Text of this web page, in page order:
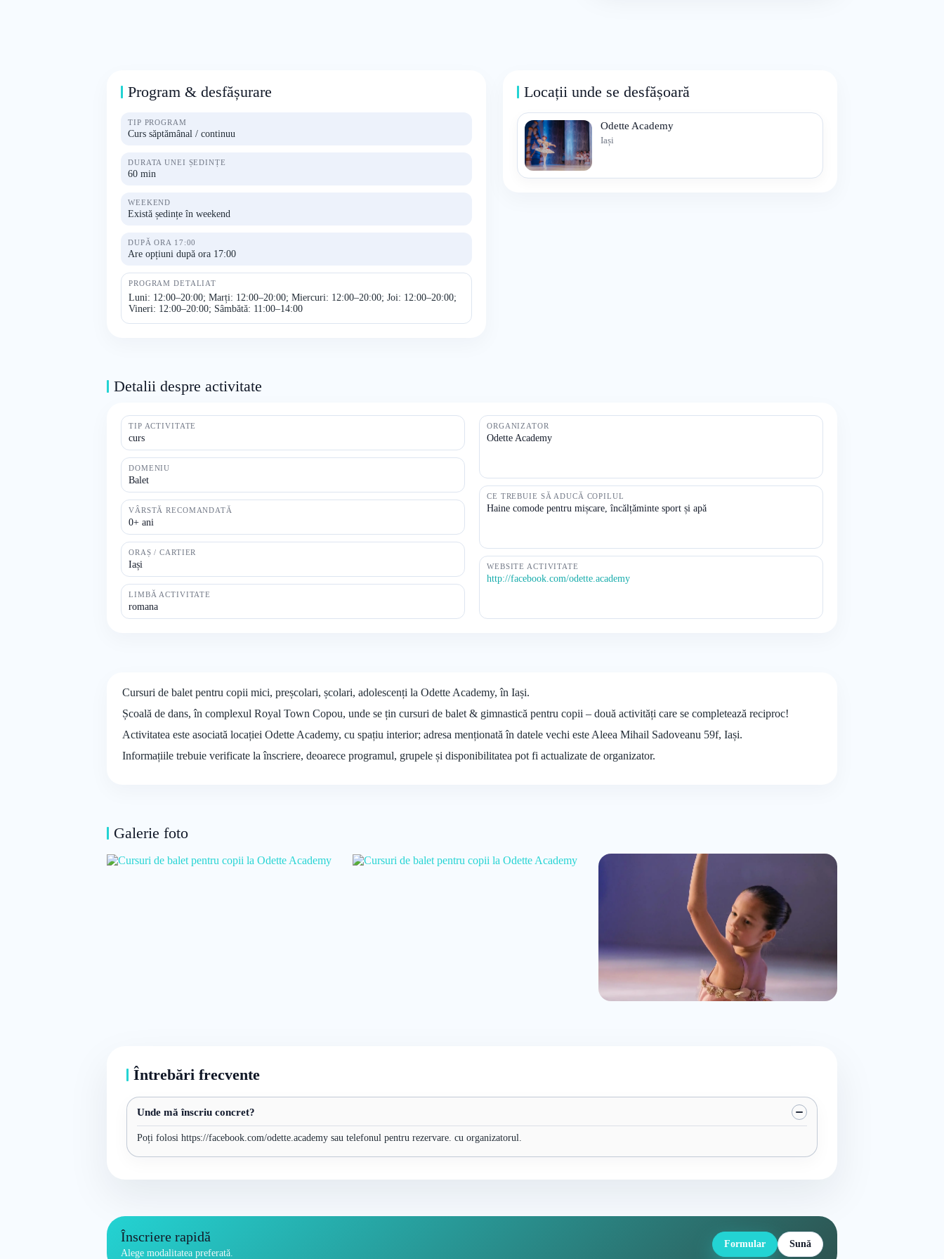
Program & desfășurare
TIP PROGRAM
Curs săptămânal / continuu
DURATA UNEI ȘEDINȚE
60 min
WEEKEND
Există ședințe în weekend
DUPĂ ORA 17:00
Are opțiuni după ora 17:00
PROGRAM DETALIAT
Luni: 12:00–20:00; Marți: 12:00–20:00; Miercuri: 12:00–20:00; Joi: 12:00–20:00;
Vineri: 12:00–20:00; Sâmbătă: 11:00–14:00
Locații unde se desfășoară
Odette Academy
Iași
Detalii despre activitate
TIP ACTIVITATE
curs
DOMENIU
Balet
VÂRSTĂ RECOMANDATĂ
0+ ani
ORAȘ / CARTIER
Iași
LIMBĂ ACTIVITATE
romana
ORGANIZATOR
Odette Academy
CE TREBUIE SĂ ADUCĂ COPILUL
Haine comode pentru mișcare, încălțăminte sport și apă
WEBSITE ACTIVITATE
http://facebook.com/odette.academy
Cursuri de balet pentru copii mici, preșcolari, școlari, adolescenți la Odette Academy, în Iași.
Școală de dans, în complexul Royal Town Copou, unde se țin cursuri de balet & gimnastică pentru copii – două activități care se completează reciproc!
Activitatea este asociată locației Odette Academy, cu spațiu interior; adresa menționată în datele vechi este Aleea Mihail Sadoveanu 59f, Iași.
Informațiile trebuie verificate la înscriere, deoarece programul, grupele și disponibilitatea pot fi actualizate de organizator.
Galerie foto
Întrebări frecvente
Unde mă înscriu concret?
Poți folosi https://facebook.com/odette.academy sau telefonul pentru rezervare. cu organizatorul.
Înscriere rapidă
Alege modalitatea preferată.
Formular Sună